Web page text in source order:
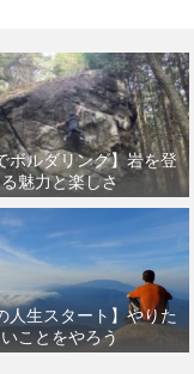
ボルダリング】岩を登
る魅力と楽しさ
人生スタート】やりた
いことをやろう